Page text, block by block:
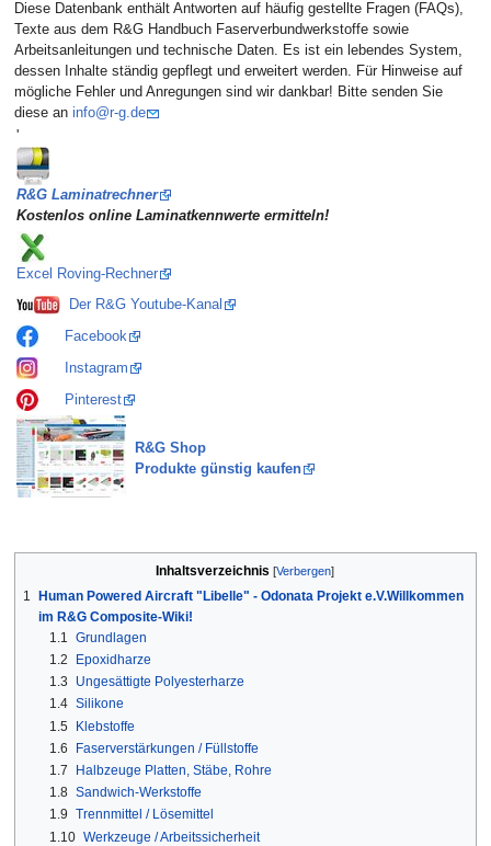
Diese Datenbank enthält Antworten auf häufig gestellte Fragen (FAQs),
Texte aus dem R&G Handbuch Faserverbundwerkstoffe sowie
Arbeitsanleitungen und technische Daten. Es ist ein lebendes System,
dessen Inhalte ständig gepflegt und erweitert werden. Für Hinweise auf
mögliche Fehler und Anregungen sind wir dankbar! Bitte senden Sie
diese an info@r-g.de
'
R&G Laminatrechner
Kostenlos online Laminatkennwerte ermitteln!
Excel Roving-Rechner
Der R&G Youtube-Kanal
Facebook
Instagram
Pinterest
R&G Shop
Produkte günstig kaufen
Inhaltsverzeichnis
1 Human Powered Aircraft "Libelle" - Odonata Projekt e.V.Willkommen
im R&G Composite-Wiki!
1.1 Grundlagen
1.2
Epoxidharze
1.3
Ungesättigte Polyesterharze
1.4 Silikone
1.5 Klebstoffe
1.6
Faserverstärkungen / Füllstoffe
1.7
Halbzeuge Platten, Stäbe, Rohre
1.8 Sandwich-Werkstoffe
1.9 Trennmittel / Lösemittel
1.10 Werkzeuge / Arbeitssicherheit